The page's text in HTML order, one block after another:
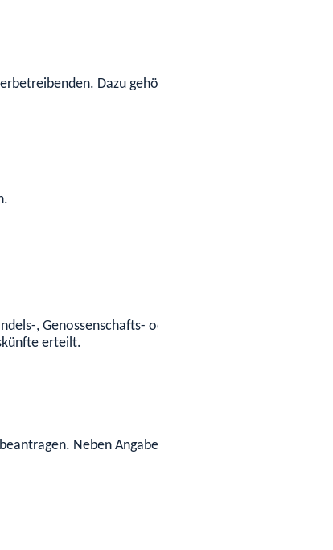
Dazu gehören
, Genossenschafts- oder Vereinsregister. Sie haben
erteilt.
Neben Angaben zu Ihrer eigenen Person